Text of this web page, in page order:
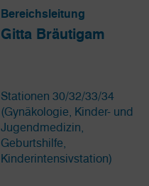
Bereichsleitung
Gitta Bräutigam
Stationen 30/32/33/34
(Gynäkologie, Kinder- und
Jugendmedizin,
Geburtshilfe,
Kinderintensivstation)